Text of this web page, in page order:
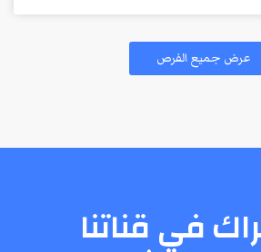
عرض جميع الفرص
في قناتنا